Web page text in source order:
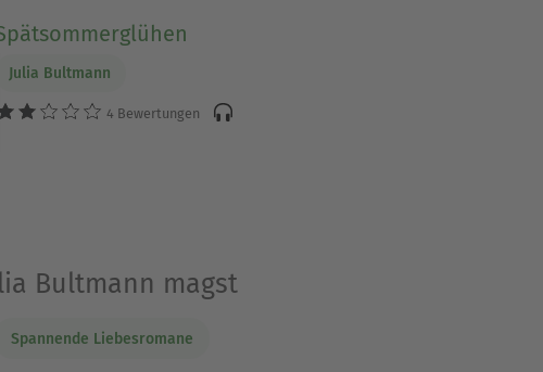
Julia Bultmann
4 Bewertungen
Bultmann magst
Spannende Liebesromane